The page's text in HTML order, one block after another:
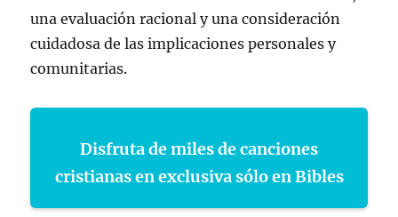
una evaluación racional y una consideración
cuidadosa de las implicaciones personales y
comunitarias.
Disfruta de miles de canciones
cristianas en exclusiva sólo en Bibles